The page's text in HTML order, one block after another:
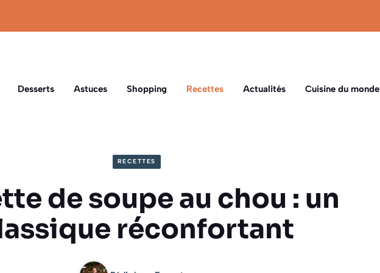
Desserts Astuces Shopping Recettes Actualités Cuisine du monde
RECETTES
de soupe au chou : un
réconfortant